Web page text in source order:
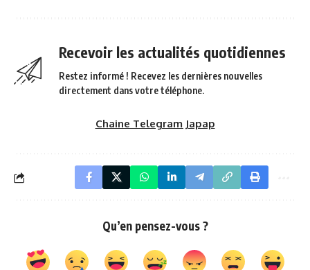
Recevoir les actualités quotidiennes
Restez informé ! Recevez les dernières nouvelles
directement dans votre téléphone.
Chaine Telegram Japap
Qu’en pensez-vous ?